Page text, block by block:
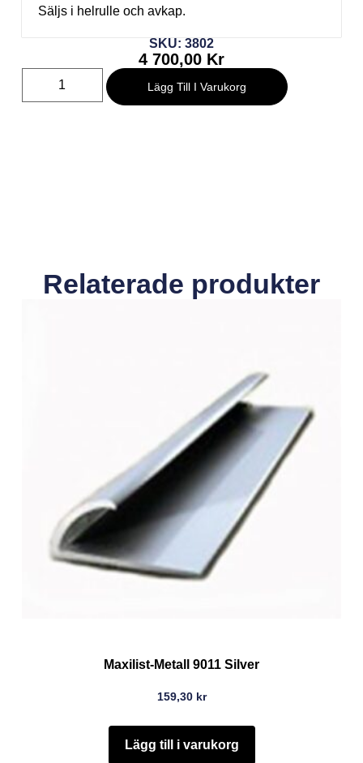
Säljs i helrulle och avkap.
SKU: 3802
4 700,00 Kr
Lägg Till I Varukorg
Relaterade produkter
Maxilist-Metall 9011 Silver
159,30 kr
Lägg till i varukorg